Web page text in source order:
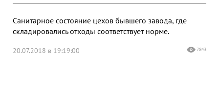
Санитарное состояние цехов бывшего завода, где
складировались отходы соответствует норме.
20.07.2018 в 19:19:00 7843